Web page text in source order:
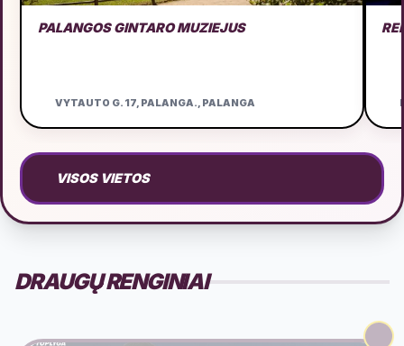
PALANGOS GINTARO MUZIEJUS
VYTAUTO G. 17, PALANGA., PALANGA
VISOS VIETOS
DRAUGŲ RENGINIAI